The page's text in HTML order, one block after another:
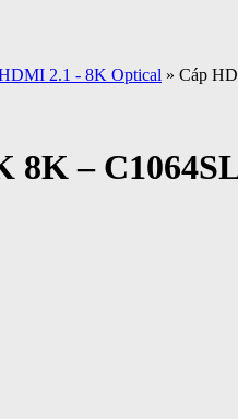
2.1 - 8K Optical » Cáp
–